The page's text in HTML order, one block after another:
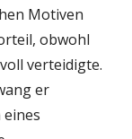
Motiven
obwohl
verteidigte.
er